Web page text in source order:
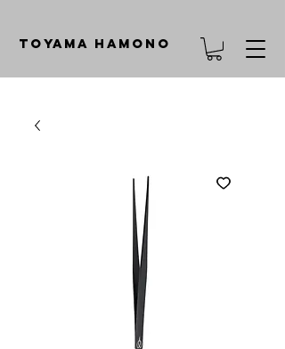
TOYAMA HAMONO